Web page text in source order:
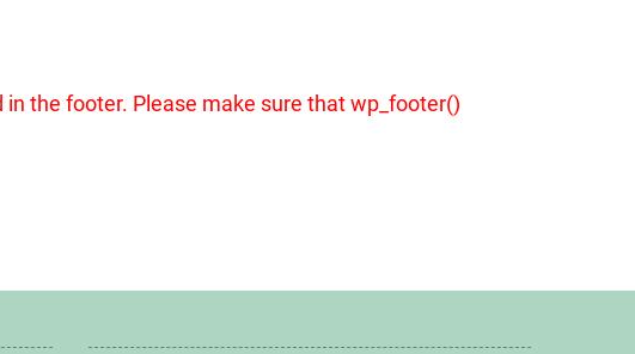
the footer. Please make sure that wp_footer()